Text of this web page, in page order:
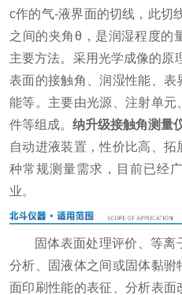
c作的气-液界面的切线，此切
之间的夹角θ，是润湿程度的
主要方法。采用光学成像的原
表面的接触角、润湿性能、
能等。主要由光源、注射单
件等组成。 纳升级接触角测量
自动进液装置，性价比高、
种常规测量需求，目前已经
业。
固体表面处理评价、等
分析、固液体之间或固体黏
面印刷性能的表征、分析表